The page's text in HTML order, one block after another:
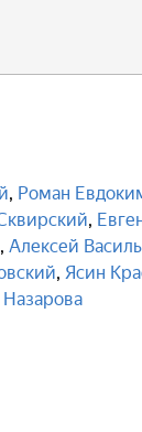
, Роман
,
, Алексей
, Ясин